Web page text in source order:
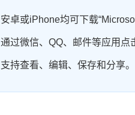
安卓或iPhone均可下载
通过微信、QQ、邮件等应用点
支持查看、编辑、保存和分享。